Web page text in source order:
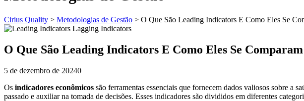
Cirius Quality > Metodologias de Gestão > O Que São Leading Indicators E Como Eles Se
O Que São Leading Indicators E Como Eles Se
5 de dezembro de 20240
Os indicadores econômicos são ferramentas essenciais que fornecem dados valiosos sobre a
passado e auxiliar na tomada de decisões. Esses indicadores são divididos em diferentes